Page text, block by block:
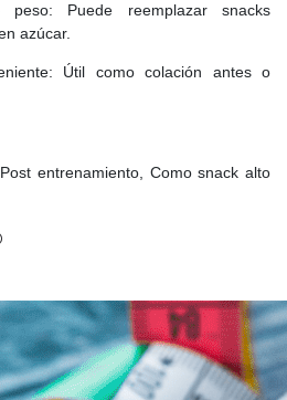
Puede reemplazar snacks
azúcar.
Útil como colación antes o
entrenamiento, Como snack alto